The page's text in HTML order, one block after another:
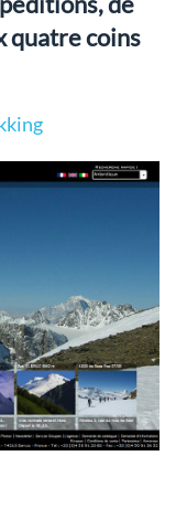
quatre coins